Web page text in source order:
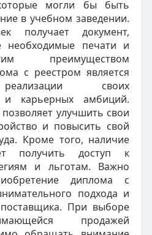
могли бы быть
в учебном заведении.
получает документ,
необходимые печати и
преимуществом
с реестром является
своих
и карьерных амбиций.
улучшить свои
и повысить свой
Кроме того, наличие
получить доступ к
и льготам. Важно
диплома с
подхода и
При выборе
продажей